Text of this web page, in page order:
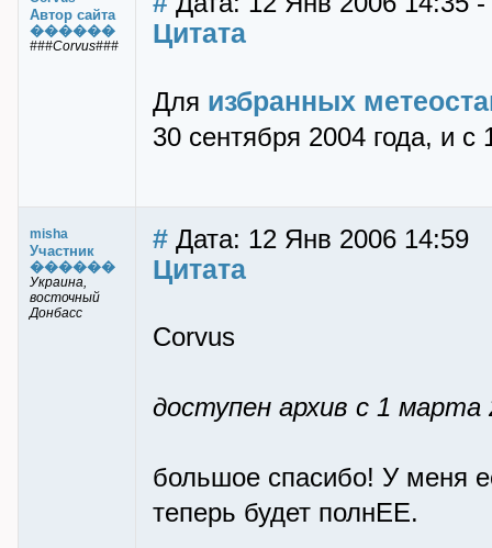
Автор сайта
������
###Corvus### Цитата
Для избранных
30 сентября 2004 года, и
misha
Участник
������
Украина,
восточный
Донбасс
# Дата: 12 Янв 2006 14:59
Цитата
Corvus
доступен архив с 1 марта
большое спасибо! У меня
теперь будет полнЕЕ.